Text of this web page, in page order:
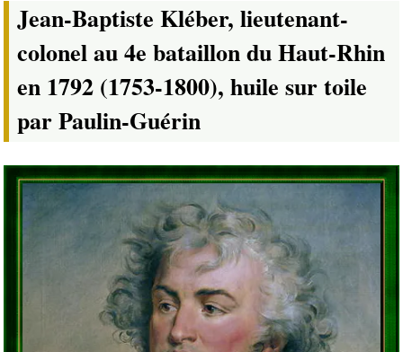
Jean-Baptiste Kléber, lieutenant-
colonel au 4e bataillon du Haut-Rhin
en 1792 (1753-1800), huile sur toile
par Paulin-Guérin